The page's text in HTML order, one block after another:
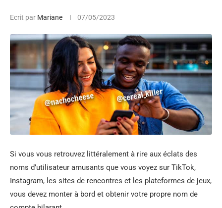
Ecrit par Mariane 07/05/2023
Si vous vous retrouvez littéralement à rire aux éclats des
noms d’utilisateur amusants que vous voyez sur TikTok,
Instagram, les sites de rencontres et les plateformes de jeux,
vous devez monter à bord et obtenir votre propre nom de